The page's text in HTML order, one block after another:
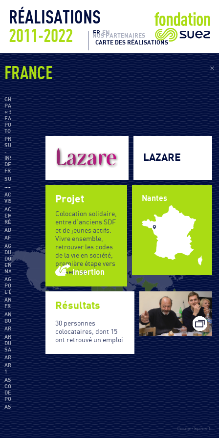
RÉALISATIONS
2011-2022
FR EN
NOS PARTENAIRES
CARTE DES RÉALISATIONS
×
FRANCE
CHAIRE
PARISTECH
« SUEZ-
EAU
POUR
TOUS »
PRIX
SUEZ
-
INSTITUT
DE
FRANCE
SUEZ
··················
ACTA
VISTA
ACTION
EMPLOI
RÉFUGIÉS
ADIE
AFEP
AGENCE
DU
DON
EN
NATURE
AGIR
POUR
L'ÉCOLE
ANDES-
FRANCE
ANDES-
BORDEAUX
ARES
ARMÉE
DU
SALUT
AROZOAAR
ARTICLE
1
ASSOCIATION
COUP
DE
POUCE
ASSOCIATION
TRAJET
ATD
QUART
MONDE
LAZARE
Projet
Colocation solidaire,
entre d’anciens SDF
et de jeunes actifs.
Vivre ensemble,
retrouver les codes
de la vie en société,
première étape vers
l’insertion.
Insertion
Nantes
Résultats
30 personnes
colocataires, dont 15
ont retrouvé un emploi
Design: Épéus.fr